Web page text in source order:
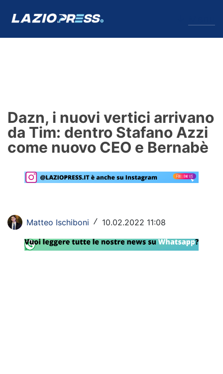
Formello
Infortuni
Primavera
Lazio Women
Rassegna Lazio
Dazn, i nuovi vertici arrivano
da Tim: dentro Stafano Azzi
come nuovo CEO e Bernabè
Matteo Ischiboni / 10.02.2022 11:08